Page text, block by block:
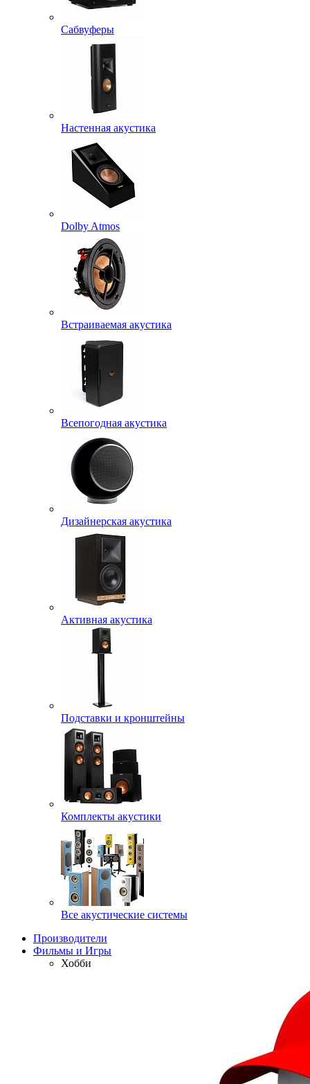
Сабвуферы
Настенная акустика
Dolby Atmos
Встраиваемая акустика
Всепогодная акустика
Дизайнерская акустика
Активная акустика
Подставки и кронштейны
Комплекты акустики
Все акустические системы
Производители
Фильмы и Игры
Хобби